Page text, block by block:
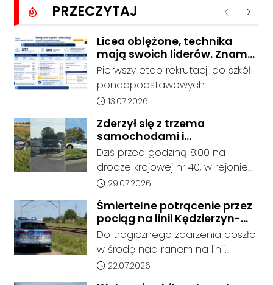
ciężarówki. Droga w rejonie
zdarzenia jest całkowicie
zablokowana.
PRZECZYTAJ Poprzednie
Licea oblężone, technika
mają swoich liderów. Znamy
wstępne wyniki rekrutacji do
szkół w powiecie
Pierwszy etap rekrutacji do szkół
ponadpodstawowych
prowadzonych przez Powiat
coraz wyraźniejsze preferencje
tegorocznych absolwentów szkół
podstawowych. Dane dotyczą
kandydatów, którzy wskazali dany
oddział jako pierwszy wybór,
dlatego nie stanowią jeszcze
ostatecznego wyniku naboru.
Rekrutacja nadal trwa – do 13
lipca komisje rekrutacyjne
weryfikują dokumenty
kandydatów, a 15 lipca o godz.
Data dodania artykułu:
13.07.2026
Zderzył się z trzema
samochodami i
kontynuował jazdę. Seria
kolizji na Drodze Krajowej nr
40
Dziś przed godziną 8:00 na
drodze krajowej nr 40, w rejonie
ronda im. Witolda Pileckiego oraz
serii zdarzeń drogowych z
udziałem trzech samochodów
osobowych i pojazdu
ciężarowego.
Data dodania artykułu:
29.07.2026
Śmiertelne potrącenie przez
pociąg na linii Kędzierzyn-
Koźle - Gliwice. Nie żyje
mężczyzna
Do tragicznego zdarzenia doszło
w środę nad ranem na linii
kolejowej nr 137. Około godziny
Data dodania artykułu:
22.07.2026